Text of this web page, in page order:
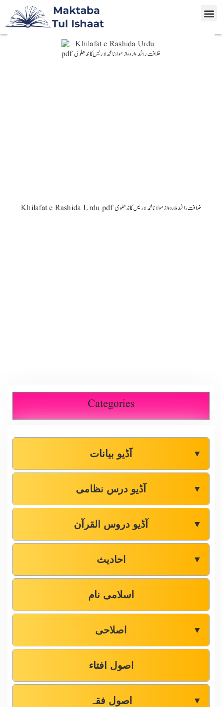
Khilafat e Rashida Urdu pdf خلافت راشدہ اردو از مولانا محمد ادریس کاندھلوی
Categories
آڈیو بیانات ▼
آڈیو درس نظامی ▼
آڈیو دروس القرآن ▼
احادیث ▼
اسلامی نام
اصلاحی ▼
اصول افتاء
اصول فقہ ▼